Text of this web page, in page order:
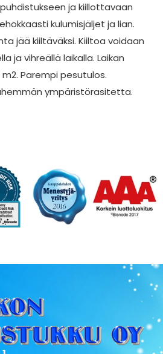
ja kiillottavaan
kulumisjäljet ja lian.
jää kiiltäväksi. Kiiltoa voidaan
ja vihreällä laikalla. Laikan
Parempi pesutulos.
ympäristörasitetta.